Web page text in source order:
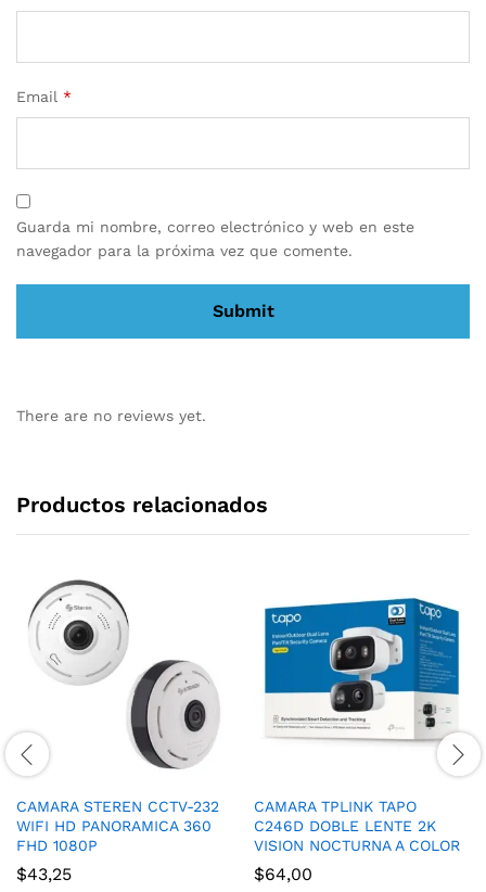
Email *
Guarda mi nombre, correo electrónico y web en este
navegador para la próxima vez que comente.
There are no reviews yet.
Productos relacionados
CAMARA STEREN CCTV-232
WIFI HD PANORAMICA 360
FHD 1080P
$43,25
CAMARA TPLINK TAPO
C246D DOBLE LENTE 2K
VISION NOCTURNA A COLOR
$64,00